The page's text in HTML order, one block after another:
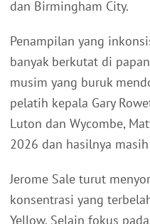
dan Birmingham City.
Penampilan yang
banyak berkutat di
musim yang buruk
pelatih kepala Gary
Luton dan Wycombe,
2026 dan hasilnya
Jerome Sale turut
konsentrasi yang
Yellow. Selain fokus